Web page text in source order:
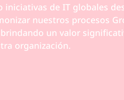
iniciativas de IT globales
nuestros procesos
un valor
organización.